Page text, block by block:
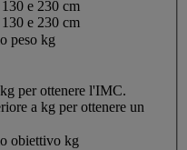
e 230 cm
e 230 cm
peso kg
per ottenere l'IMC.
a kg per ottenere un
obiettivo kg